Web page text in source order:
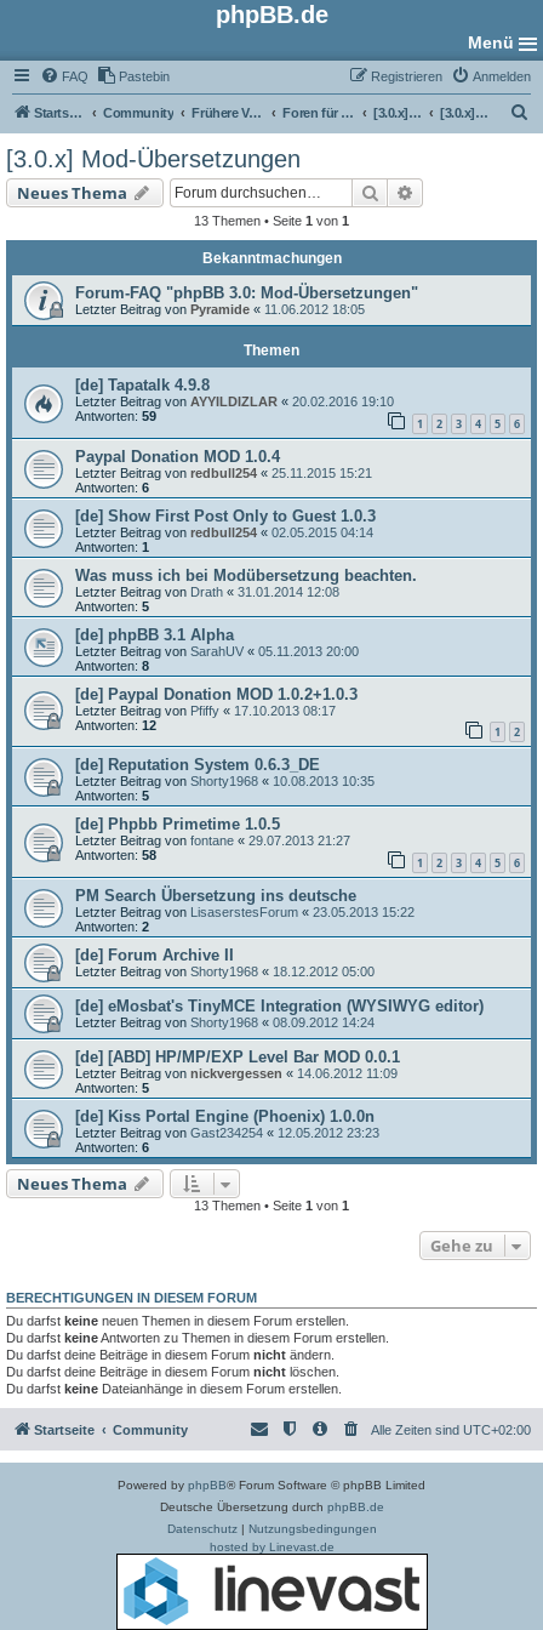
phpBB.de
Menü
FAQ Pastebin Anmelden
Registrieren
Startseite Community Frühere Versionen Foren für phpBB 3.0 [3.0.x] Übersetzungs-Foren [3.0.x] Mod-Übersetzungen
[3.0.x] Mod-Übersetzungen
Neues Thema Suche
13 Themen • Seite 1 von 1
Bekanntmachungen
Forum-FAQ "phpBB 3.0: Mod-Übersetzungen"
Letzter Beitrag von Pyramide « 11.06.2012 18:05
Themen
[de] Tapatalk 4.9.8
Letzter Beitrag von AYYILDIZLAR « 20.02.2016 19:10
Antworten: 59 1 2 3 4 5 6
Paypal Donation MOD 1.0.4
Letzter Beitrag von redbull254 « 25.11.2015 15:21
Antworten: 6
[de] Show First Post Only to Guest 1.0.3
Letzter Beitrag von redbull254 « 02.05.2015 04:14
Antworten: 1
Was muss ich bei Modübersetzung beachten.
Letzter Beitrag von Drath « 31.01.2014 12:08
Antworten: 5
[de] phpBB 3.1 Alpha
Letzter Beitrag von SarahUV « 05.11.2013 20:00
Antworten: 8
[de] Paypal Donation MOD 1.0.2+1.0.3
Letzter Beitrag von Pfiffy « 17.10.2013 08:17
Antworten: 12 1 2
[de] Reputation System 0.6.3_DE
Letzter Beitrag von Shorty1968 « 10.08.2013 10:35
Antworten: 5
[de] Phpbb Primetime 1.0.5
Letzter Beitrag von fontane « 29.07.2013 21:27
Antworten: 58 1 2 3 4 5 6
PM Search Übersetzung ins deutsche
Letzter Beitrag von LisaserstesForum « 23.05.2013 15:22
Antworten: 2
[de] Forum Archive II
Letzter Beitrag von Shorty1968 « 18.12.2012 05:00
[de] eMosbat's TinyMCE Integration (WYSIWYG editor)
Letzter Beitrag von Shorty1968 « 08.09.2012 14:24
[de] [ABD] HP/MP/EXP Level Bar MOD 0.0.1
Letzter Beitrag von nickvergessen « 14.06.2012 11:09
Antworten: 5
[de] Kiss Portal Engine (Phoenix) 1.0.0n
Letzter Beitrag von Gast234254 « 12.05.2012 23:23
Antworten: 6
Neues Thema
13 Themen • Seite 1 von 1
Gehe zu
BERECHTIGUNGEN IN DIESEM FORUM
Du darfst keine neuen Themen in diesem Forum erstellen.
Du darfst keineAntworten zu Themen in diesem Forum erstellen.
Du darfst deine Beiträge in diesem Forum nicht ändern.
Du darfst deine Beiträge in diesem Forum nicht löschen.
Du darfst keine Dateianhänge in diesem Forum erstellen.
Startseite Community Alle Zeiten sind UTC+02:00
Powered by phpBB® Forum Software © phpBB Limited
Deutsche Übersetzung durch phpBB.de
Datenschutz|
Nutzungsbedingungen
hosted by Linevast.de